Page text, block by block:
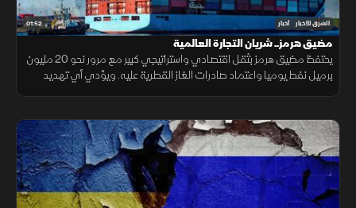
01:52 الشرق للأخبار أخبار
مضيق هرمز.. شريان التجارة العالمية
يحتفظ مضيق هرمز بثقل اقتصادي واستراتيجي كبير مع مرور نحو 20 مليون
برميل نفط يوميا واعتماد صادرات الغاز القطرية عليه. ويؤدي أي تهديد